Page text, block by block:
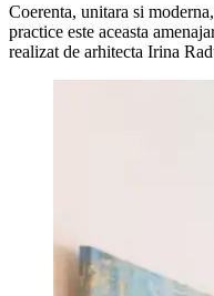
Coerenta, unitara si
practice este aceasta
realizat de arhitecta Irina